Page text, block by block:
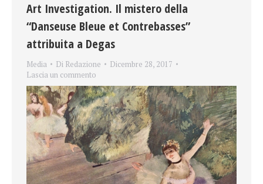
Art Investigation. Il mistero della
“Danseuse Bleue et Contrebasses”
attribuita a Degas
Media Di Redazione
Dicembre 28, 2017
Lascia un commento